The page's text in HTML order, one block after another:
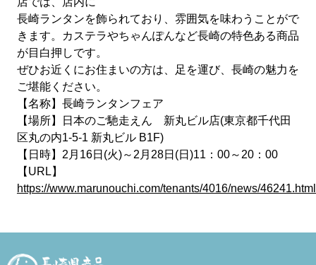
長崎ランタンを飾られており、雰囲気を味わうことがで
きます。カステラやちゃんぽんなど長崎の特色ある商品
が目白押しです。
ぜひお近くにお住まいの方は、足を運び、長崎の魅力を
ご堪能ください。
【名称】長崎ランタンフェア
【場所】日本のご馳走えん 新丸ビル店(東京都千代田
区丸の内1-5-1 新丸ビル B1F)
【日時】2月16日(火)～2月28日(日)11：00～20：00
【URL】
https://www.marunouchi.com/tenants/4016/news/46241.html